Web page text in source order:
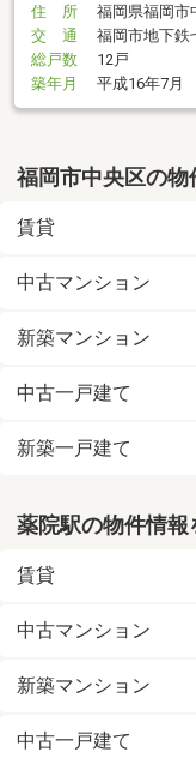
住 所
福岡県福岡市
交 通
福岡市地下鉄
総戸数
12戸
築年月
平成16年7月
福岡市中央区の物
賃貸
中古マンション
新築マンション
中古一戸建て
新築一戸建て
薬院駅の物件情報
賃貸
中古マンション
新築マンション
中古一戸建て